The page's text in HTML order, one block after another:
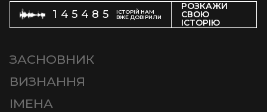
145485
ІСТОРІЙ НАМ
ВЖЕ ДОВІРИЛИ
РОЗКАЖИ
СВОЮ
ІСТОРІЮ
ЗАСНОВНИК
ВИЗНАННЯ
ІМЕНА